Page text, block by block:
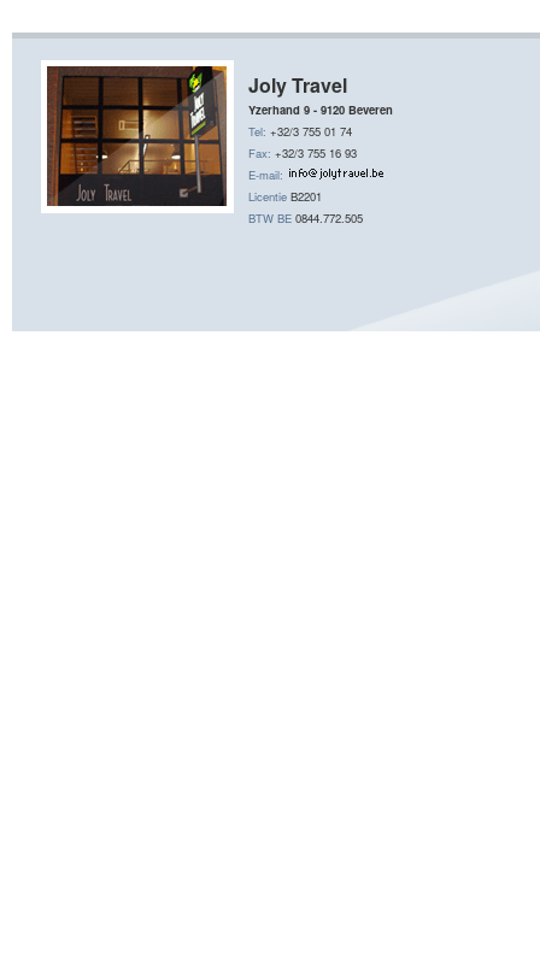
Joly Travel
Yzerhand 9 - 9120 Beveren
Tel: +32/3 755 01 74
Fax: +32/3 755 16 93
E-mail:
Licentie B2201
BTW BE 0844.772.505